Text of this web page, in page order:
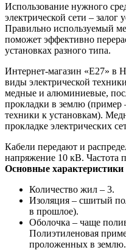
Использование нужного
электрической сети –
Правильно используемый
поможет эффективно
установках разного типа.
Интернет-магазин «Е27» в
виды электрической
медные и алюминиевые,
прокладки в землю (пример
техники к установкам).
прокладке электрических
Кабели передают и
напряжение 10 кВ. Частота
Основные
Количество жил – 3.
Изоляция – сшитый
в прошлое).
Оболочка – чаще
Полиэтиленовая
проложенных в землю.